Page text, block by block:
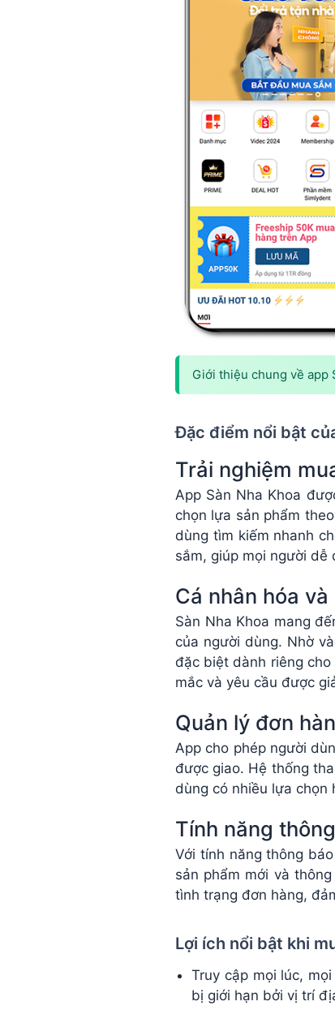
Giới thiệu chung về app
Đặc điểm nổi bật
Trải nghiệm
App Sàn Nha Khoa
chọn lựa sản phẩm
dùng tìm kiếm nhanh
sắm, giúp mọi người
Cá nhân hóa
Sàn Nha Khoa mang
của người dùng. Nhờ
đặc biệt dành riêng
mắc và yêu cầu được
Quản lý đơn
App cho phép người
được giao. Hệ thống
dùng có nhiều lựa chọn
Tính năng
Với tính năng thông
sản phẩm mới và
tình trạng đơn hàng,
Lợi ích nổi bật khi
Truy cập mọi lúc,
bị giới hạn bởi vị trí